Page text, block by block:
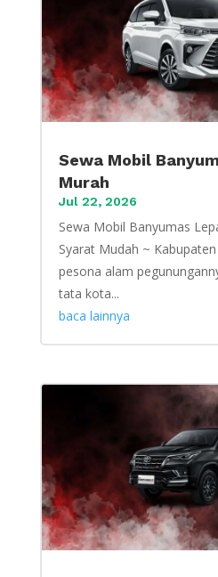
Sewa Mobil
Murah
Jul 22, 2026
Sewa Mobil Banyumas
Syarat Mudah ~
pesona alam
tata kota...
baca lainnya